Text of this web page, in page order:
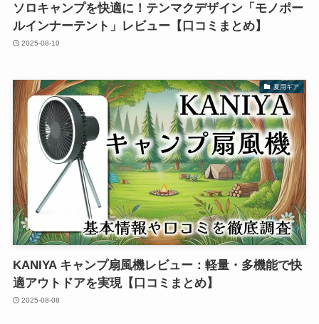
ソロキャンプを快適に！テンマクデザイン「モノポー
ルインナーテント」レビュー【口コミまとめ】
2025-08-10
夏用ギア
KANIYA キャンプ扇風機レビュー：軽量・多機能で快
適アウトドアを実現【口コミまとめ】
2025-08-08